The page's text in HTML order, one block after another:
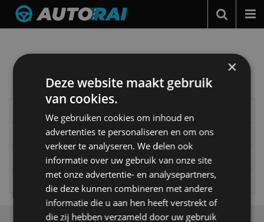
Podcast
Autotests
Automerken
Adverteren
Contact
MotorRAI.nl
Nieuws over
CAN’T HELP FALLING IN LOVE
BMW 507 van de King of Rock’n’Roll oogverblindend na
restauratie
Alle categorieën van AutoRAI.nl
Interview
Column
Gadgets
Tech
Video
Games
×
Deze website maakt gebruik
van cookies.
We gebruiken cookies om inhoud en
advertenties te personaliseren en om ons
verkeer te analyseren. We delen ook
informatie over uw gebruik van onze site
met onze advertentie- en analysepartners,
die deze kunnen combineren met andere
informatie die u aan hen heeft verstrekt of
die zij hebben verzameld door uw gebruik